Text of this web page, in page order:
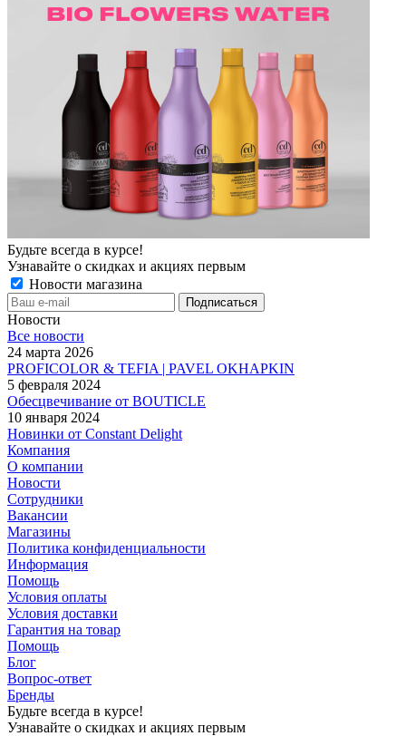
Будьте всегда в курсе!
Узнавайте о скидках и акциях первым
Новости магазина
Новости
Все новости
24 марта 2026
PROFICOLOR & TEFIA | PAVEL OKHAPKIN
5 февраля 2024
Обесцвечивание от BOUTICLE
10 января 2024
Новинки от Constant Delight
Компания
О компании
Новости
Сотрудники
Вакансии
Магазины
Политика конфиденциальности
Информация
Помощь
Условия оплаты
Условия доставки
Гарантия на товар
Помощь
Блог
Вопрос-ответ
Бренды
Будьте всегда в курсе!
Узнавайте о скидках и акциях первым